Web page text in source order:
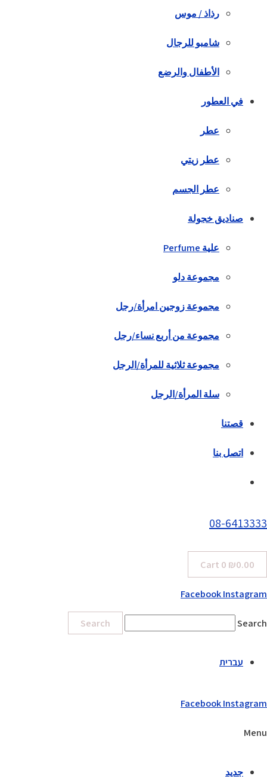
رذاذ / موس
شامبو للرجال
الأطفال والرضع
في العطور
عطر
عطر زيتي
عطر الجسم
صناديق خجولة
علية Perfume
مجموعة دلو
مجموعة زوجين امرأة/رجل
مجموعة من أربع نساء/رجل
مجموعة ثلاثية للمرأة/الرجل
سلة المرأة/الرجل
قصتنا
اتصل بنا
08-6413333
₪0.00
0
Cart
FacebookInstagram
Search
Search
עברית
FacebookInstagram
Menu
جديد